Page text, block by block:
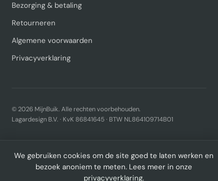
Bezorging & betaling
Retourneren
Algemene voorwaarden
Privacyverklaring
© 2026 MijnBuik. Alle rechten voorbehouden.
Lagardesign B.V. · KvK 86841645 · BTW NL864109714B01
We gebruiken cookies om de site goed te laten werken en
bezoek anoniem te meten. Lees meer in onze
privacyverklaring.